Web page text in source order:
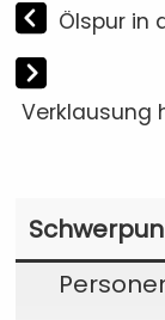
Ölspur in
Verklausung